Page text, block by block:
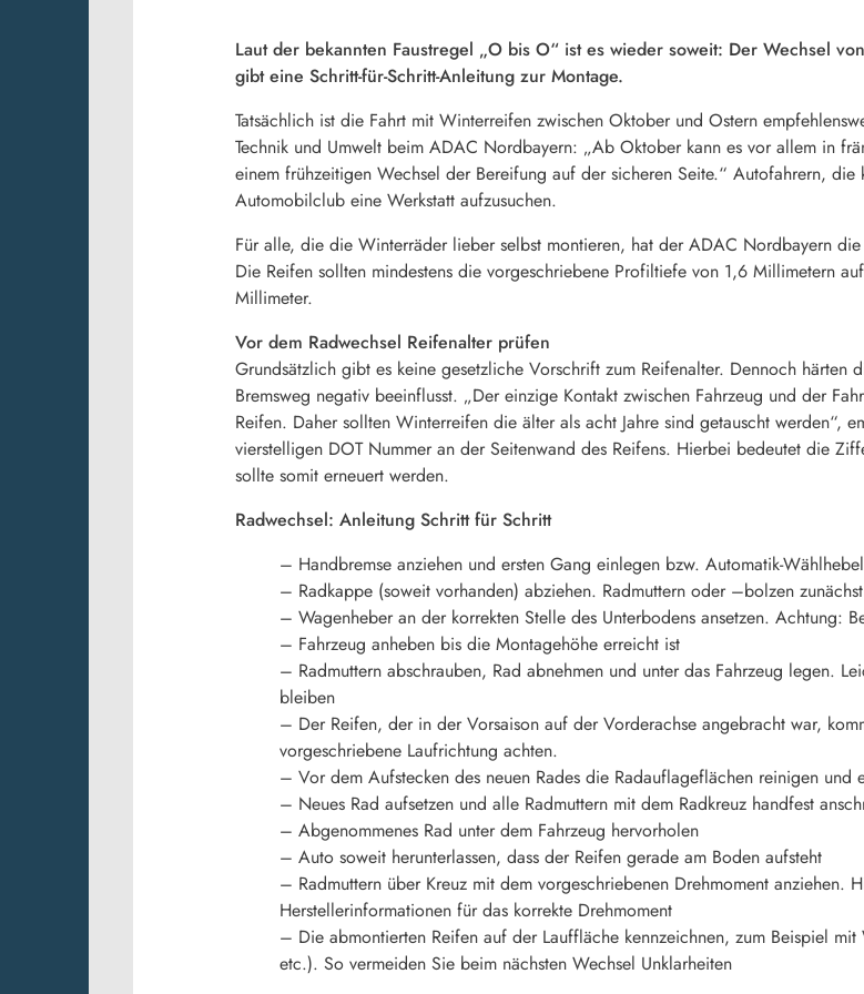
Laut der bekannten Faustregel „O bis O“ ist es wieder soweit: Der Wechsel
gibt eine Schritt-für-Schritt-Anleitung zur Montage.
Tatsächlich ist die Fahrt mit Winterreifen zwischen Oktober und Ostern
Technik und Umwelt beim ADAC Nordbayern: „Ab Oktober kann es vor allem in
einem frühzeitigen Wechsel der Bereifung auf der sicheren Seite.“ Autofahrern,
Automobilclub eine Werkstatt aufzusuchen.
Für alle, die die Winterräder lieber selbst montieren, hat der ADAC Nordbayern
Die Reifen sollten mindestens die vorgeschriebene Profiltiefe von 1,6 Millimetern
Millimeter.
Vor dem Radwechsel Reifenalter prüfen
Grundsätzlich gibt es keine gesetzliche Vorschrift zum Reifenalter. Dennoch
Bremsweg negativ beeinflusst. „Der einzige Kontakt zwischen Fahrzeug und der
Reifen. Daher sollten Winterreifen die älter als acht Jahre sind getauscht
vierstelligen DOT Nummer an der Seitenwand des Reifens. Hierbei bedeutet die
sollte somit erneuert werden.
Radwechsel: Anleitung Schritt für Schritt
– Handbremse anziehen und ersten Gang einlegen bzw. Automatik-
– Radkappe (soweit vorhanden) abziehen. Radmuttern oder –bolzen
– Wagenheber an der korrekten Stelle des Unterbodens ansetzen. Achtung:
– Fahrzeug anheben bis die Montagehöhe erreicht ist
– Radmuttern abschrauben, Rad abnehmen und unter das Fahrzeug legen.
bleiben
– Der Reifen, der in der Vorsaison auf der Vorderachse angebracht war,
vorgeschriebene Laufrichtung achten.
– Vor dem Aufstecken des neuen Rades die Radauflageflächen reinigen
– Neues Rad aufsetzen und alle Radmuttern mit dem Radkreuz handfest
– Abgenommenes Rad unter dem Fahrzeug hervorholen
– Auto soweit herunterlassen, dass der Reifen gerade am Boden aufsteht
– Radmuttern über Kreuz mit dem vorgeschriebenen Drehmoment anziehen.
Herstellerinformationen für das korrekte Drehmoment
– Die abmontierten Reifen auf der Lauffläche kennzeichnen, zum Beispiel
etc.). So vermeiden Sie beim nächsten Wechsel Unklarheiten